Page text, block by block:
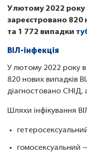
У лютому 2022 року
зареєстровано 820
та 1 772 випадки
ВІЛ-інфекція
У лютому 2022 року в
820 нових випадків
діагностовано
Шляхи інфікування
гомосексуальний